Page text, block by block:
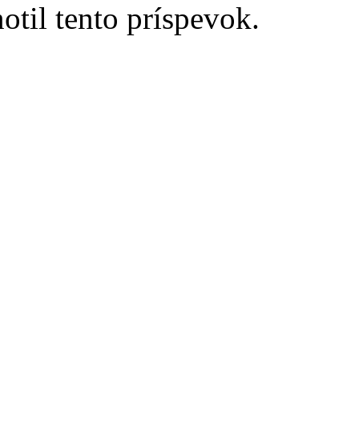
tento príspevok.